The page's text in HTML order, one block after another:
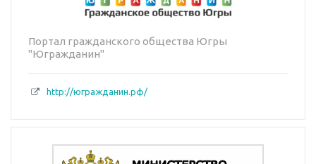
Портал гражданского общества Югры
"Югражданин"
http://югражданин.рф/